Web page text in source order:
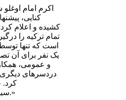
اکرم امام اوغلو
کنایی،
کشیده و اعلام
تمام ترکیه را
است که تنها
یک نفر برای آن
و عمومی،
دردسرهای دیگری
کرد.
سیاست‌مداران تکرو حفظ کند.»